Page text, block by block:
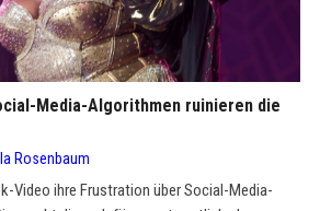
Media-Algorithmen ruinieren die
Rosenbaum
Video ihre Frustration über Social-Media-